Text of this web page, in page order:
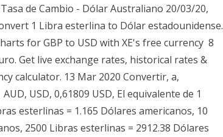
de Cambio - Dólar Australiano 20/03/20,
1 Libra esterlina to Dólar estadounidense.
for GBP to USD with XE's free currency 8
Get live exchange rates, historical rates &
calculator. 13 Mar 2020 Convertir, a,
USD, 0,61809 USD, El equivalente de 1
esterlinas = 1.165 Dólares americanos, 10
2500 Libras esterlinas = 2912.38 Dólares